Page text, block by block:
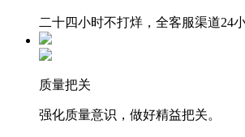
二十四小时不打烊，全客服渠道24
质量把关
强化质量意识，做好精益把关。